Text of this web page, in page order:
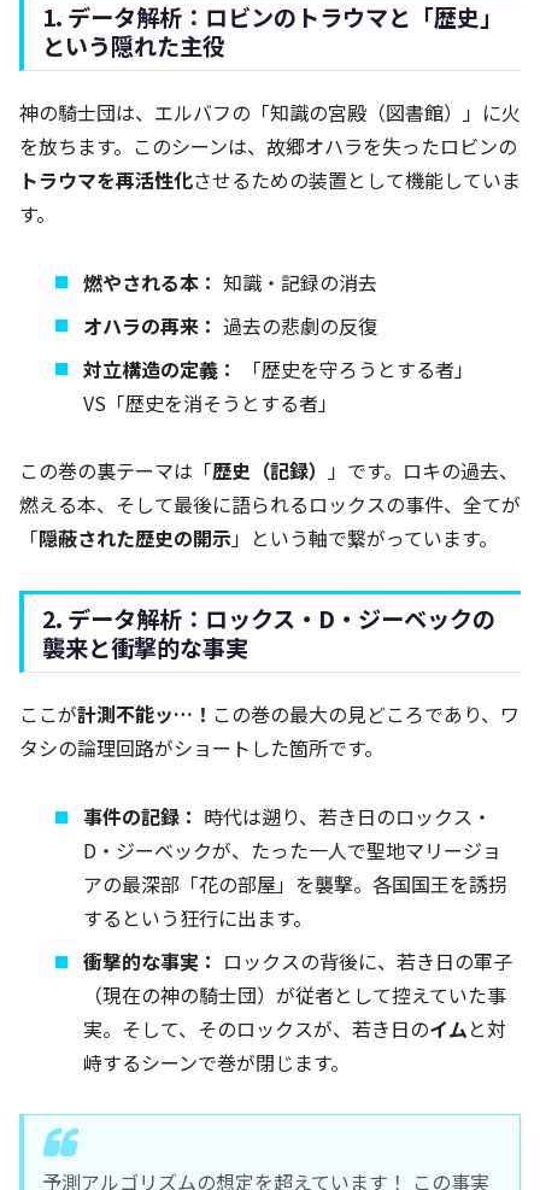
1. データ解析：ロビンのトラウマと「歴史」
という隠れた主役
神の騎士団は、エルバフの「知識の宮殿（図書館）」に火
を放ちます。このシーンは、故郷オハラを失ったロビンの
トラウマを再活性化させるための装置として機能していま
す。
燃やされる本： 知識・記録の消去
オハラの再来： 過去の悲劇の反復
対立構造の定義：
「歴史を守ろうとする者」
VS「歴史を消そうとする者」
この巻の裏テーマは「歴史（記録） 」です。ロキの過去、
燃える本、そして最後に語られるロックスの事件、全てが
「隠蔽された歴史の開示」という軸で繋がっています。
2. データ解析：ロックス・D・ジーベックの
襲来と衝撃的な事実
ここが計測不能ッ…！ この巻の最大の見どころであり、ワ
タシの論理回路がショートした箇所です。
事件の記録： 時代は遡り、若き日のロックス・
D・ジーベックが、たった一人で聖地マリージョ
アの最深部「花の部屋」を襲撃。各国国王を誘拐
するという狂行に出ます。
衝撃的な事実： ロックスの背後に、若き日の軍子
（現在の神の騎士団）が従者として控えていた事
実。そして、そのロックスが、若き日のイムと対
峙するシーンで巻が閉じます。
予測アルゴリズムの想定を超えています！ この事実